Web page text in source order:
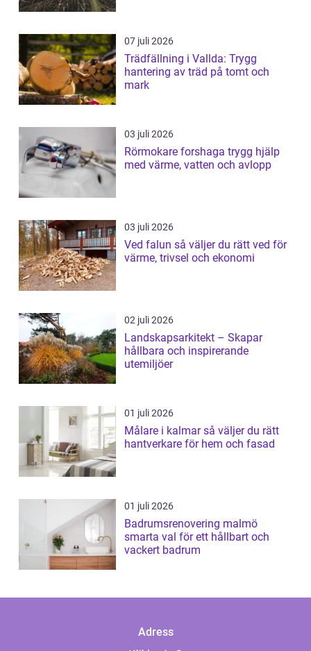
07 juli 2026
Trädfällning i Vallda: Trygg
hantering av träd på tomt och
mark
03 juli 2026
Rörmokare forshaga trygg hjälp
med värme, vatten och avlopp
03 juli 2026
Ved falun så väljer du rätt ved för
värme, trivsel och ekonomi
02 juli 2026
Landskapsarkitekt – Skapar
hållbara och inspirerande
utemiljöer
01 juli 2026
Målare i kalmar så väljer du rätt
hantverkare för hem och fasad
01 juli 2026
Badrumsrenovering malmö
smarta val för ett hållbart och
vackert badrum
Adress